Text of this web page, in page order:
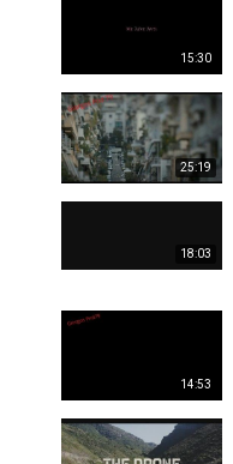
15:30
25:19
18:03
14:53